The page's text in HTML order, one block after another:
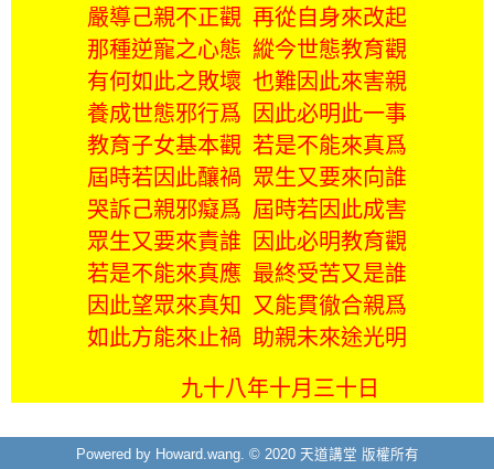
嚴導己親不正觀 再從自身來改起
那種逆寵之心態 縱今世態教育觀
有何如此之敗壞 也難因此來害親
養成世態邪行爲 因此必明此一事
教育子女基本觀 若是不能來真爲
屆時若因此釀禍 眾生又要來向誰
哭訴己親邪癡爲 屆時若因此成害
眾生又要來責誰 因此必明教育觀
若是不能來真應 最終受苦又是誰
因此望眾來真知 又能貫徹合親爲
如此方能來止禍 助親未來途光明
九十八年十月三十日
Powered by Howard.wang. © 2020 天道講堂 版權所有